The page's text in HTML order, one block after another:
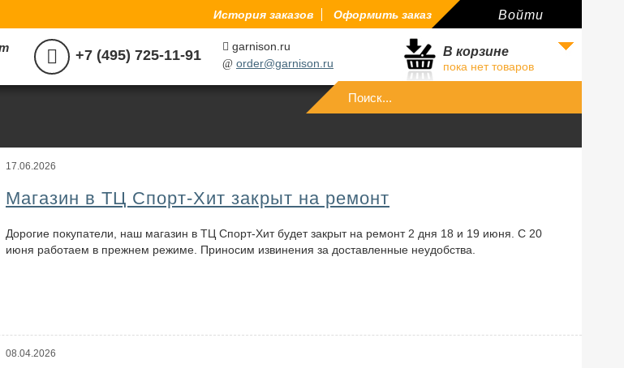
Войти
История заказов Оформить заказ
 +7 (495) 725-11-91
 garnison.ru
@ order@garnison.ru
В корзине
пока нет товаров
17.06.2026
Магазин в ТЦ Спорт-Хит закрыт на ремонт
Дорогие покупатели, наш магазин в ТЦ Спорт-Хит будет закрыт на ремонт 2 дня 18 и 19 июня. С 20
июня работаем в прежнем режиме. Приносим извинения за доставленные неудобства.
08.04.2026